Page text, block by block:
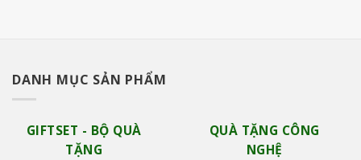
DANH MỤC SẢN PHẨM
GIFTSET - BỘ QUÀ
TẶNG
QUÀ TẶNG CÔNG
NGHỆ